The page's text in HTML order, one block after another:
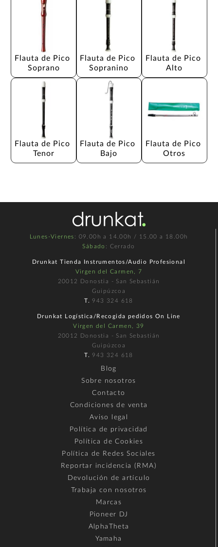
Flauta de Pico
Soprano
Flauta de Pico
Sopranino
Flauta de Pico
Alto
Flauta de Pico
Tenor
Flauta de Pico
Bajo
Flauta de Pico
Otros
Lunes-Viernes : 09.00h a 14.00h / 15.00 a 18.00h
Sábado : Cerrado
Drunkat Tienda Instrumentos/Audio Profesional
Virgen del Carmen, 7
20012 Donostia - San Sebastián
Guipúzcoa
T. 943 324 618
Drunkat Logística/Recogida pedidos On Line
Virgen del Carmen, 39
20012 Donostia - San Sebastián
Guipúzcoa
T. 943 324 618
Blog
Sobre nosotros
Contacto
Condiciones de venta
Aviso legal
Política de privacidad
Política de Cookies
Política de Redes Sociales
Reportar incidencia (RMA)
Devolución de artículo
Trabaja con nosotros
Marcas
Pioneer DJ
AlphaTheta
Yamaha